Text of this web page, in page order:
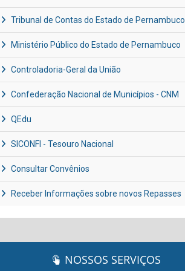
Tribunal de Contas do Estado de Pernambuco
Ministério Público do Estado de Pernambuco
Controladoria-Geral da União
Confederação Nacional de Municípios - CNM
QEdu
SICONFI - Tesouro Nacional
Consultar Convênios
Receber Informações sobre novos Repasses
NOSSOS SERVIÇOS